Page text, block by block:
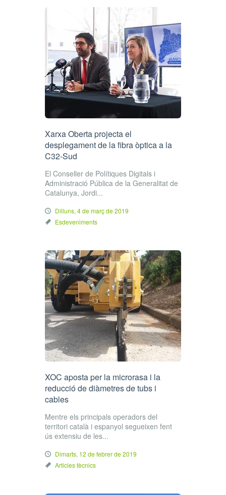
Xarxa Oberta projecta el
desplegament de la fibra òptica a la
C32-Sud
El Conseller de Polítiques Digitals i
Administració Pública de la Generalitat de
Catalunya, Jordi...
Dilluns, 4 de març de 2019
Esdeveniments
XOC aposta per la microrasa i la
reducció de diàmetres de tubs i
cables
Mentre els principals operadors del
territori català i espanyol segueixen fent
ús extensiu de les...
Dimarts, 12 de febrer de 2019
Articles tècnics